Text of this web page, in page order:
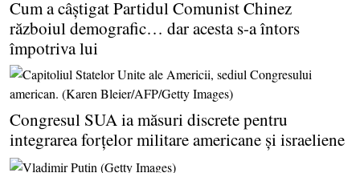
Cum a câştigat Partidul Comunist Chinez
războiul demografic… dar acesta s-a întors
împotriva lui
Congresul SUA ia măsuri discrete pentru
integrarea forţelor militare americane şi israeliene